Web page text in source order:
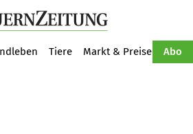
Tiere Markt & Preise Abo